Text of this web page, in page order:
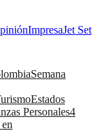
ImpresaJet Set
Semana
Estados
Personales4